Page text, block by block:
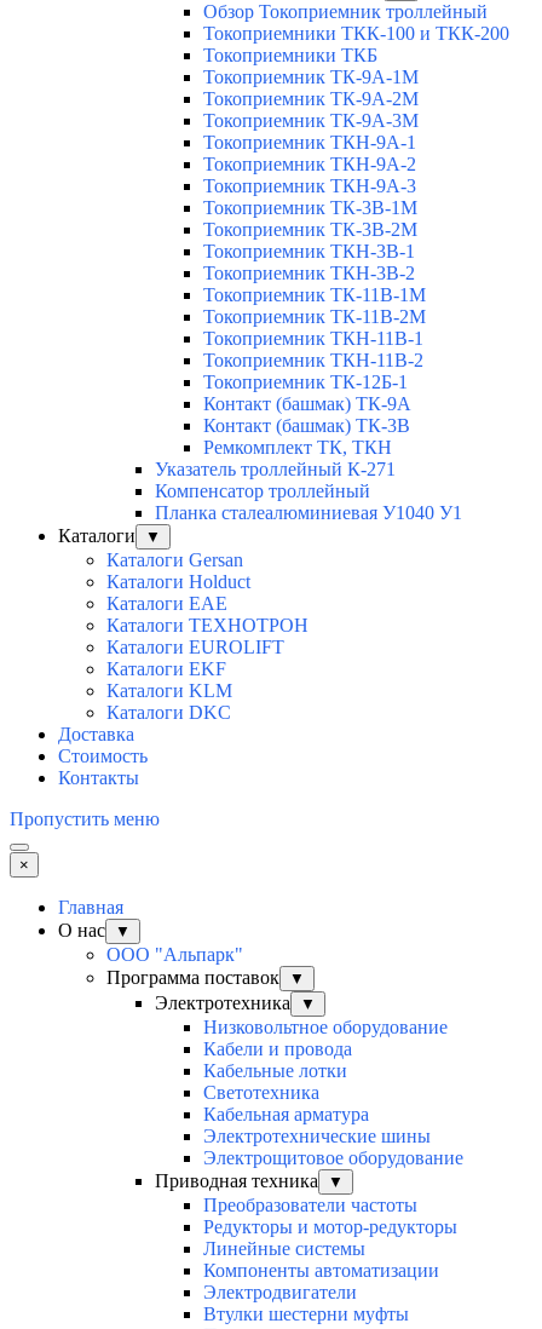
Обзор Токоприемник троллейный
Токоприемники ТКК-100 и ТКК-200
Токоприемники ТКБ
Токоприемник ТК-9А-1М
Токоприемник ТК-9А-2М
Токоприемник ТК-9А-3М
Токоприемник ТКН-9А-1
Токоприемник ТКН-9А-2
Токоприемник ТКН-9А-3
Токоприемник ТК-3В-1М
Токоприемник ТК-3В-2М
Токоприемник ТКН-3В-1
Токоприемник ТКН-3В-2
Токоприемник ТК-11В-1М
Токоприемник ТК-11В-2М
Токоприемник ТКН-11В-1
Токоприемник ТКН-11В-2
Токоприемник ТК-12Б-1
Контакт (башмак) ТК-9А
Контакт (башмак) ТК-3В
Ремкомплект ТК, ТКН
Указатель троллейный К-271
Компенсатор троллейный
Планка сталеалюминиевая У1040 У1
Каталоги
▼
Каталоги Gersan
Каталоги Holduct
Каталоги EAE
Каталоги ТЕХНОТРОН
Каталоги EUROLIFT
Каталоги EKF
Каталоги KLM
Каталоги DKC
Доставка
Стоимость
Контакты
Пропустить меню
×
Главная
О нас
▼
ООО "Альпарк"
Программа поставок
▼
Электротехника ▼
Низковольтное оборудование
Кабели и провода
Кабельные лотки
Светотехника
Кабельная арматура
Электротехнические шины
Электрощитовое оборудование
Приводная техника
▼
Преобразователи частоты
Редукторы и мотор-редукторы
Линейные системы
Компоненты автоматизации
Электродвигатели
Втулки шестерни муфты